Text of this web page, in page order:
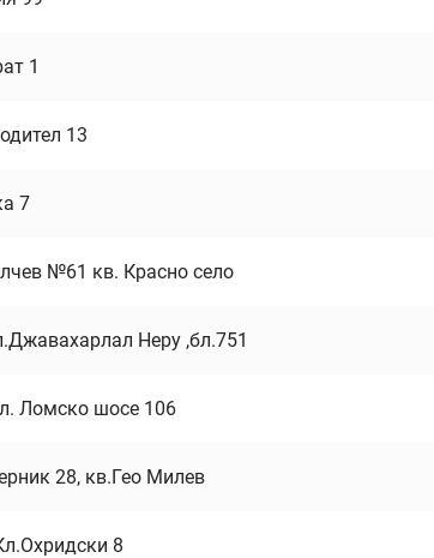
1
13
7
№61 кв. Красно село
Неру ,бл.751
Ломско шосе 106
28, кв.Гео Милев
8